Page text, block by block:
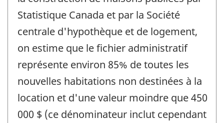
Statistique Canada et par la Société
centrale d'hypothèque et de logement,
on estime que le fichier administratif
représente environ 85% de toutes les
nouvelles habitations non destinées à la
location et d'une valeur moindre que 450
000 $ (ce dénominateur inclut cependant